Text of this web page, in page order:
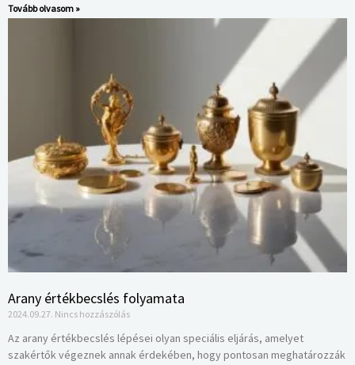
Tovább olvasom »
Arany értékbecslés folyamata
2024.09.27. Nincs hozzászólás
Az arany értékbecslés lépései olyan speciális eljárás, amelyet
szakértők végeznek annak érdekében, hogy pontosan meghatározzák